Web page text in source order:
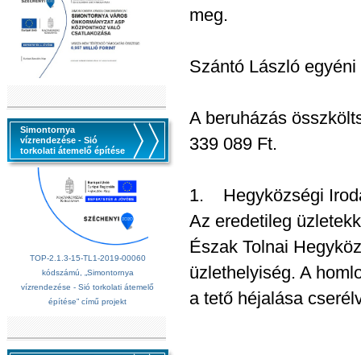
Simontornya
vízrendezése - Sió
torkolati átemelő építése
TOP-2.1.3-15-TL1-2019-00060
kódszámú, „Simontornya
vízrendezése - Sió torkolati átemelő
építése” című projekt
meg.
Szántó László
A beruházás
339 089 Ft.
1. Hegyközségi
Az eredetileg
Észak Tolnai
üzlethelyiség. A
a tető héjalása